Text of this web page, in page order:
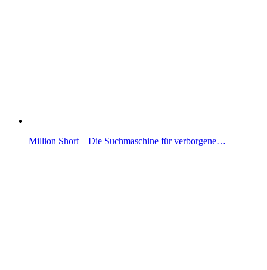
Million Short – Die Suchmaschine für verborgene…